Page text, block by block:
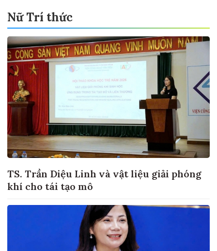
Nữ Trí thức
TS. Trần Diệu Linh và vật liệu giải phóng
khí cho tái tạo mô